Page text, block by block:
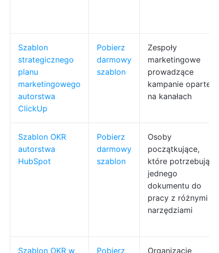
Szablon
strategicznego
planu
marketingowego
autorstwa
ClickUp
Pobierz
darmowy
szablon
Zespoły
marketingowe
prowadzące
kampanie oparte
na kanałach
Szablon OKR
autorstwa
HubSpot
Pobierz
darmowy
szablon
Osoby
początkujące,
które potrzebują
jednego
dokumentu do
pracy z różnymi
narzędziami
Szablon OKR w Pobierz Organizacje